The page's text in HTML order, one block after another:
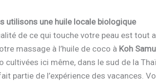
utilisons une huile locale biologique
de ce qui touche votre peau est tout
massage à l’huile de coco à Koh
ici même, dans le sud de la
partie de l’expérience des vacances.